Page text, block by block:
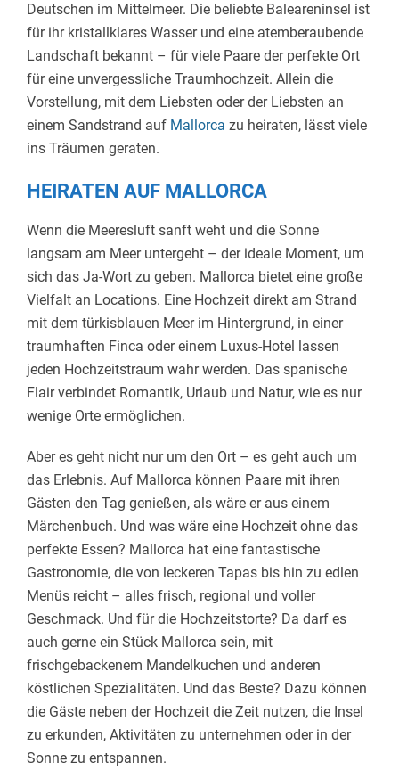
Deutschen im Mittelmeer. Die beliebte Baleareninsel ist
für ihr kristallklares Wasser und eine atemberaubende
Landschaft bekannt – für viele Paare der perfekte Ort
für eine unvergessliche Traumhochzeit. Allein die
Vorstellung, mit dem Liebsten oder der Liebsten an
einem Sandstrand auf Mallorca zu heiraten, lässt viele
ins Träumen geraten.
HEIRATEN AUF MALLORCA
Wenn die Meeresluft sanft weht und die Sonne
langsam am Meer untergeht – der ideale Moment, um
sich das Ja-Wort zu geben. Mallorca bietet eine große
Vielfalt an Locations. Eine Hochzeit direkt am Strand
mit dem türkisblauen Meer im Hintergrund, in einer
traumhaften Finca oder einem Luxus-Hotel lassen
jeden Hochzeitstraum wahr werden. Das spanische
Flair verbindet Romantik, Urlaub und Natur, wie es nur
wenige Orte ermöglichen.
Aber es geht nicht nur um den Ort – es geht auch um
das Erlebnis. Auf Mallorca können Paare mit ihren
Gästen den Tag genießen, als wäre er aus einem
Märchenbuch. Und was wäre eine Hochzeit ohne das
perfekte Essen? Mallorca hat eine fantastische
Gastronomie, die von leckeren Tapas bis hin zu edlen
Menüs reicht – alles frisch, regional und voller
Geschmack. Und für die Hochzeitstorte? Da darf es
auch gerne ein Stück Mallorca sein, mit
frischgebackenem Mandelkuchen und anderen
köstlichen Spezialitäten. Und das Beste? Dazu können
die Gäste neben der Hochzeit die Zeit nutzen, die Insel
zu erkunden, Aktivitäten zu unternehmen oder in der
Sonne zu entspannen.